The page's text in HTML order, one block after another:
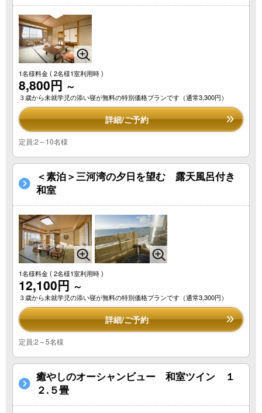
1名様料金( 2名様1室利用時 )
8,800円 ～
３歳から未就学児の添い寝が無料の特別価格プランです（通常3,300円）
詳細/ご予約
定員:2～10名様
＜素泊＞三河湾の夕日を望む 露天風呂付き
和室
1名様料金( 2名様1室利用時 )
12,100円 ～
３歳から未就学児の添い寝が無料の特別価格プランです（通常3,300円）
詳細/ご予約
定員:2～5名様
癒やしのオーシャンビュー 和室ツイン １
２.５畳